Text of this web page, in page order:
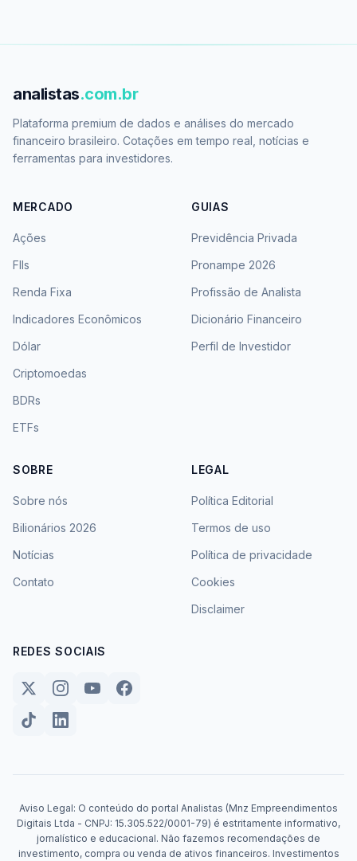
analistas.com.br
Plataforma premium de dados e análises do mercado
financeiro brasileiro. Cotações em tempo real, notícias e
ferramentas para investidores.
MERCADO
Ações
FIIs
Renda Fixa
Indicadores Econômicos
Dólar
Criptomoedas
BDRs
ETFs
GUIAS
Previdência Privada
Pronampe 2026
Profissão de Analista
Dicionário Financeiro
Perfil de Investidor
SOBRE
Sobre nós
Bilionários 2026
Notícias
Contato
LEGAL
Política Editorial
Termos de uso
Política de privacidade
Cookies
Disclaimer
REDES SOCIAIS
Aviso Legal: O conteúdo do portal Analistas (Mnz Empreendimentos
Digitais Ltda - CNPJ: 15.305.522/0001-79) é estritamente informativo,
jornalístico e educacional. Não fazemos recomendações de
investimento, compra ou venda de ativos financeiros. Investimentos